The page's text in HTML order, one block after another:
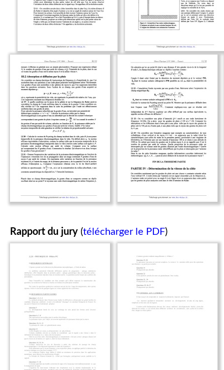
Rapport du jury (télécharger le PDF)